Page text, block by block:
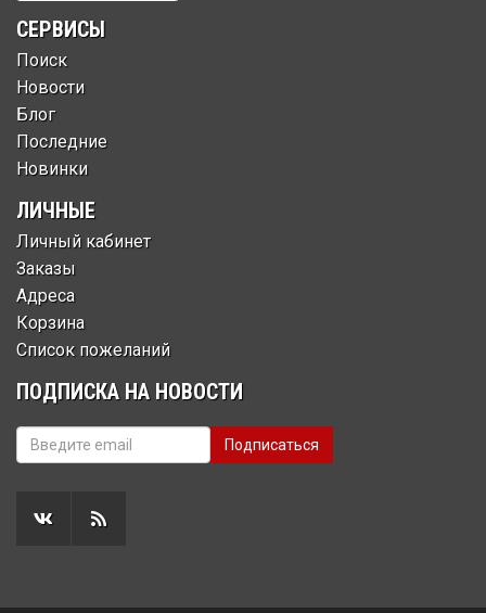
СЕРВИСЫ
Поиск
Новости
Блог
Последние
Новинки
ЛИЧНЫЕ
Личный кабинет
Заказы
Адреса
Корзина
Список пожеланий
ПОДПИСКА НА НОВОСТИ